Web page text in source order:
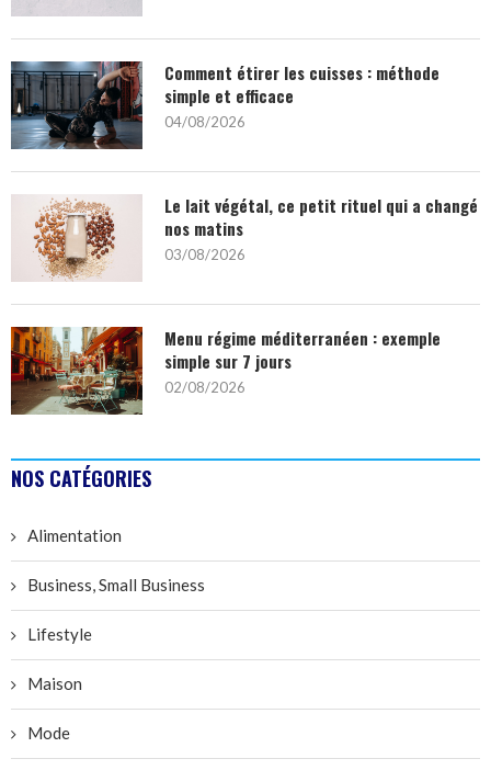
Comment étirer les cuisses : méthode
simple et efficace
04/08/2026
Le lait végétal, ce petit rituel qui a changé
nos matins
03/08/2026
Menu régime méditerranéen : exemple
simple sur 7 jours
02/08/2026
NOS CATÉGORIES
Alimentation
Business, Small Business
Lifestyle
Maison
Mode